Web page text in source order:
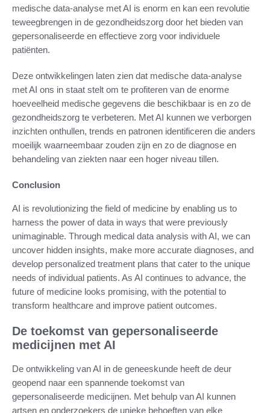
medische data-analyse met AI is enorm en kan een revolutie
teweegbrengen in de gezondheidszorg door het bieden van
gepersonaliseerde en effectieve zorg voor individuele
patiënten.
Deze ontwikkelingen laten zien dat medische data-analyse
met AI ons in staat stelt om te profiteren van de enorme
hoeveelheid medische gegevens die beschikbaar is en zo de
gezondheidszorg te verbeteren. Met AI kunnen we verborgen
inzichten onthullen, trends en patronen identificeren die anders
moeilijk waarneembaar zouden zijn en zo de diagnose en
behandeling van ziekten naar een hoger niveau tillen.
Conclusion
AI is revolutionizing the field of medicine by enabling us to
harness the power of data in ways that were previously
unimaginable. Through medical data analysis with AI, we can
uncover hidden insights, make more accurate diagnoses, and
develop personalized treatment plans that cater to the unique
needs of individual patients. As AI continues to advance, the
future of medicine looks promising, with the potential to
transform healthcare and improve patient outcomes.
De toekomst van gepersonaliseerde
medicijnen met AI
De ontwikkeling van AI in de geneeskunde heeft de deur
geopend naar een spannende toekomst van
gepersonaliseerde medicijnen. Met behulp van AI kunnen
artsen en onderzoekers de unieke behoeften van elke